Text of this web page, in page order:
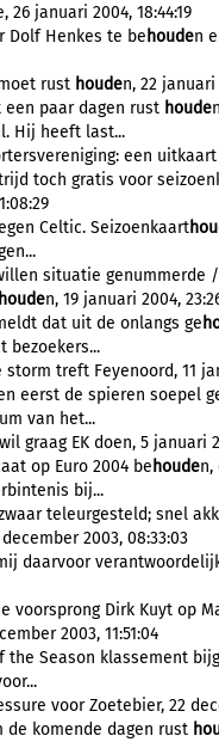
26 januari 2004, 18:44:19
Dolf Henkes te be houden
rust houden, 22 januari
een paar dagen rust houde
Hij heeft last...
een
toch gratis voor
Celtic. Seizoenkaart
situatie genummerde
houden, 19 januari 2004,
dat uit de onlangs ge
bezoekers...
storm treft Feyenoord, 11
eerst de spieren soepel
van het...
graag EK doen, 5 januari
op Euro 2004 be houden,
bij...
teleurgesteld; snel
2003, 08:33:03
daarvoor
voorsprong Dirk Kuyt op
2003, 11:51:04
the Season klassement
voor Zoetebier, 22
de komende dagen rust